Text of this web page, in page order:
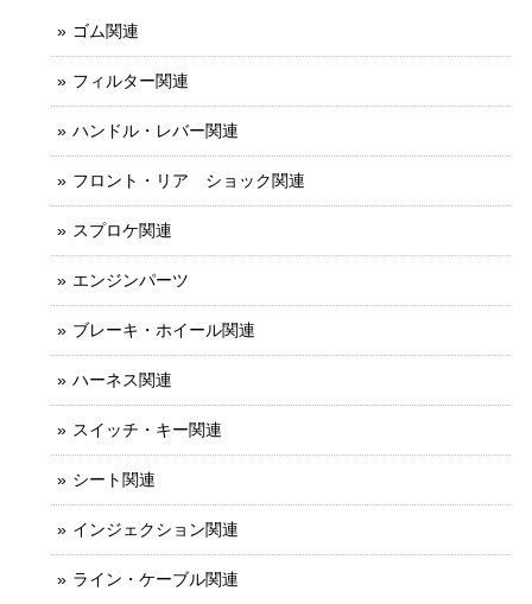
ゴム関連
フィルター関連
ハンドル・レバー関連
フロント・リア ショック関連
スプロケ関連
エンジンパーツ
ブレーキ・ホイール関連
ハーネス関連
スイッチ・キー関連
シート関連
インジェクション関連
ライン・ケーブル関連